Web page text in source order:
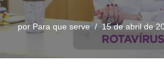
porPara que serve 15 de abril de